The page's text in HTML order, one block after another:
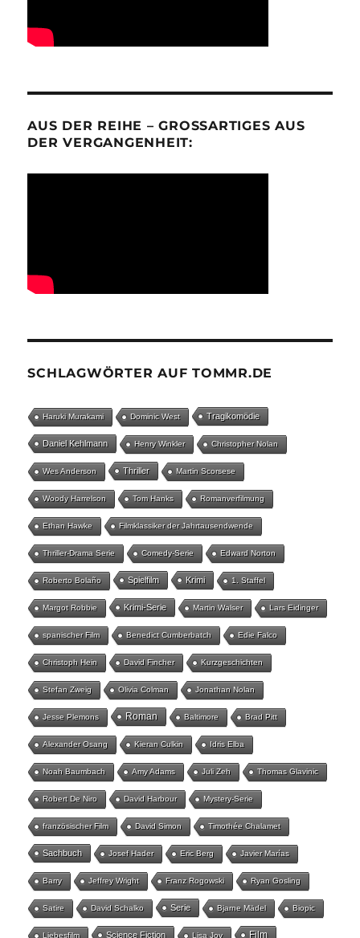
AUS DER REIHE – GROSSARTIGES AUS D
ER VERGANGENHEIT:
SCHLAGWÖRTER AUF TOMMR.DE
Haruki Murakami Dominic West Tragikomödie
Daniel Kehlmann Henry Winkler Christopher Nolan
Wes Anderson Thriller Martin Scorsese
Woody Harrelson Tom Hanks Romanverfilmung
Ethan Hawke Filmklassiker der Jahrtausendwende
Thriller-Drama Serie Comedy-Serie Edward Norton
Roberto Bolaño Spielfilm Krimi 1. Staffel
Margot Robbie Krimi-Serie Martin Walser Lars Eidinger
spanischer Film Benedict Cumberbatch Edie Falco
Christoph Hein David Fincher Kurzgeschichten
Stefan Zweig Olivia Colman Jonathan Nolan
Jesse Plemons Roman Baltimore Brad Pitt
Alexander Osang Kieran Culkin Idris Elba
Noah Baumbach Amy Adams Juli Zeh Thomas Glavinic
Robert De Niro David Harbour Mystery-Serie
französischer Film David Simon Timothée Chalamet
Sachbuch Josef Hader Eric Berg Javier Marías
Barry Jeffrey Wright Franz Rogowski Ryan Gosling
Satire David Schalko Serie Bjarne Mädel Biopic
Liebesfilm Science Fiction Lisa Joy Film